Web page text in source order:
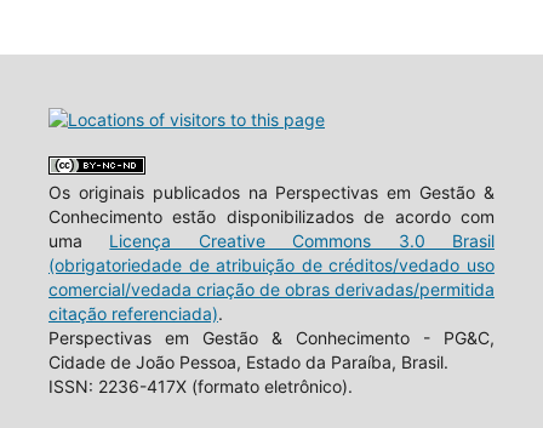
Os originais publicados na Perspectivas em Gestão &
Conhecimento estão disponibilizados de acordo com
uma Licença Creative Commons 3.0 Brasil
(obrigatoriedade de atribuição de créditos/vedado uso
comercial/vedada criação de obras derivadas/permitida
citação referenciada).
Perspectivas em Gestão & Conhecimento - PG&C,
Cidade de João Pessoa, Estado da Paraíba, Brasil.
ISSN: 2236-417X (formato eletrônico).